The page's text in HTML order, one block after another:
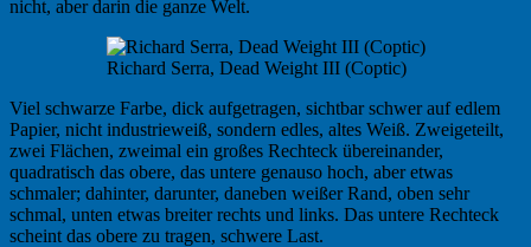
nicht, aber darin die ganze Welt.
Richard Serra, Dead Weight III (Coptic)
Viel schwarze Farbe, dick aufgetragen, sichtbar schwer auf edlem
Papier, nicht industrieweiß, sondern edles, altes Weiß. Zweigeteilt,
zwei Flächen, zweimal ein großes Rechteck übereinander,
quadratisch das obere, das untere genauso hoch, aber etwas
schmaler; dahinter, darunter, daneben weißer Rand, oben sehr
schmal, unten etwas breiter rechts und links. Das untere Rechteck
scheint das obere zu tragen, schwere Last.